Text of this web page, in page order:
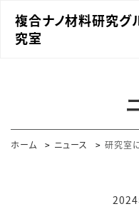
複合ナノ材料研究グ
究室
ホーム ニュース 研究室